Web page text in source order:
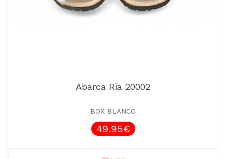
Abarca Ria 20002
BOX BLANCO
49.95€